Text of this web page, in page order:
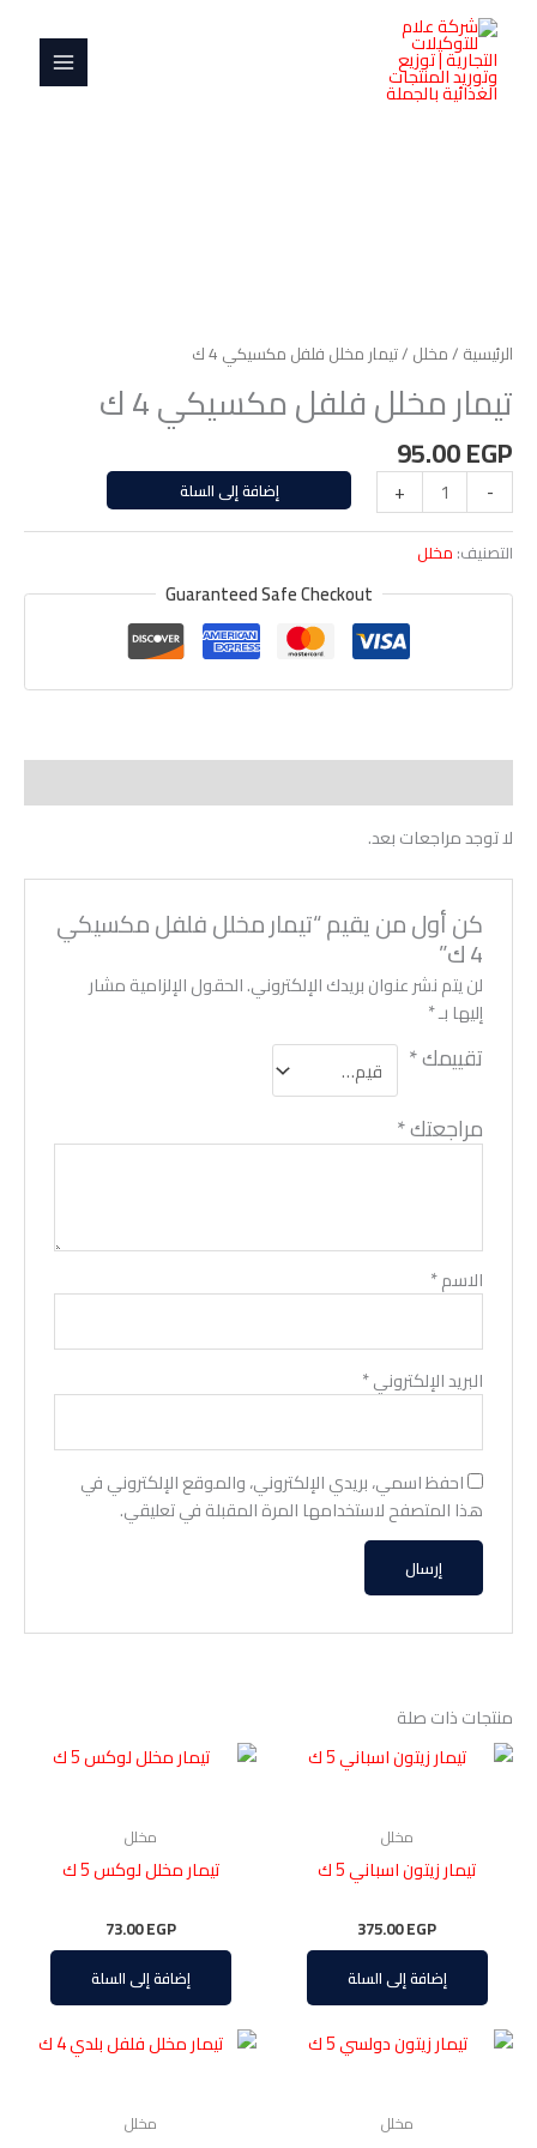
المحتوى
MENU
الرئيسية /مخلل / تيمار مخلل فلفل مكسيكي 4 ك
تيمار مخلل فلفل مكسيكي 4 ك
95.00EGP
-
4
ك
+ إضافة إلى السلة
التصنيف: مخلل
Guaranteed Safe Checkout
لا توجد مراجعات بعد.
كن أول من يقيم “تيمار مخلل فلفل مكسيكي
4 ك”
لن يتم نشر عنوان بريدك الإلكتروني.الحقول الإلزامية مشار
إليها بـ*
تقييمك*
مراجعتك*
الاسم*
البريد الإلكتروني*
احفظ اسمي، بريدي الإلكتروني، والموقع الإلكتروني في
هذا المتصفح لاستخدامها المرة المقبلة في تعليقي.
منتجات ذات صلة
مخلل
تيمار زيتون اسباني 5 ك
375.00EGP
إضافة إلى السلة
مخلل
تيمار مخلل لوكس 5 ك
73.00EGP
إضافة إلى السلة
مخلل مخلل
فلفل
مكسيكي